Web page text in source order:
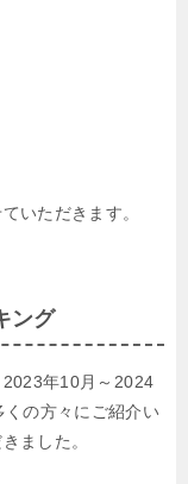
いただきます。
ング
2023年10月～2024
の方々にご紹介い
ました。